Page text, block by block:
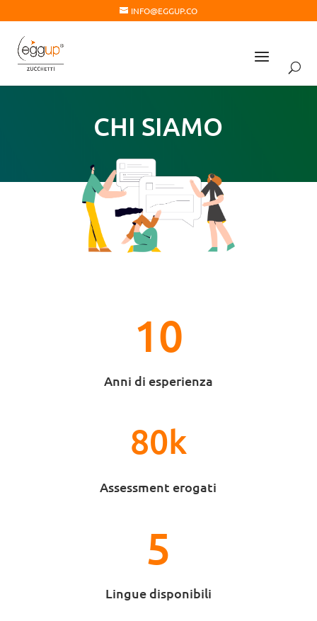
INFO@EGGUP.CO
CHI SIAMO
10
Anni di esperienza
80k
Assessment erogati
5
Lingue disponibili